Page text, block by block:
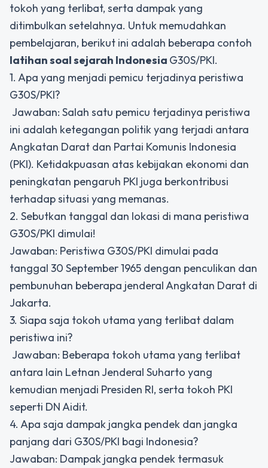
tokoh yang terlibat, serta dampak yang
ditimbulkan setelahnya. Untuk memudahkan
pembelajaran, berikut ini adalah beberapa contoh
latihan soal sejarah Indonesia G30S/PKI.
1. Apa yang menjadi pemicu terjadinya peristiwa
G30S/PKI?
Jawaban: Salah satu pemicu terjadinya peristiwa
ini adalah ketegangan politik yang terjadi antara
Angkatan Darat dan Partai Komunis Indonesia
(PKI). Ketidakpuasan atas kebijakan ekonomi dan
peningkatan pengaruh PKI juga berkontribusi
terhadap situasi yang memanas.
2. Sebutkan tanggal dan lokasi di mana peristiwa
G30S/PKI dimulai!
Jawaban: Peristiwa G30S/PKI dimulai pada
tanggal 30 September 1965 dengan penculikan dan
pembunuhan beberapa jenderal Angkatan Darat di
Jakarta.
3. Siapa saja tokoh utama yang terlibat dalam
peristiwa ini?
Jawaban: Beberapa tokoh utama yang terlibat
antara lain Letnan Jenderal Suharto yang
kemudian menjadi Presiden RI, serta tokoh PKI
seperti DN Aidit.
4. Apa saja dampak jangka pendek dan jangka
panjang dari G30S/PKI bagi Indonesia?
Jawaban: Dampak jangka pendek termasuk